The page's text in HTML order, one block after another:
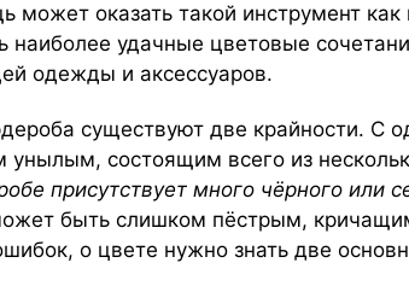
оказать такой инструмент как
наиболее удачные цветовые
одежды и аксессуаров.
существуют две крайности. С
состоящим всего из
присутствует много чёрного или
быть слишком пёстрым,
о цвете нужно знать две